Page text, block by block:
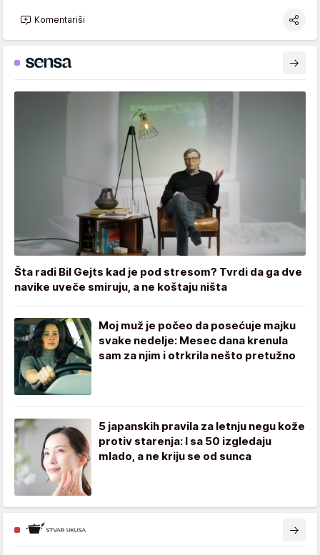
Komentariši
Šta radi Bil Gejts kad je pod stresom? Tvrdi da ga dve
navike uveče smiruju, a ne koštaju ništa
Moj muž je počeo da posećuje majku
svake nedelje: Mesec dana krenula
sam za njim i otrkrila nešto pretužno
5 japanskih pravila za letnju negu kože
protiv starenja: I sa 50 izgledaju
mlado, a ne kriju se od sunca